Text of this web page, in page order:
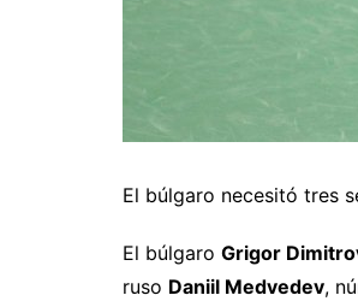
El búlgaro necesitó tres
El búlgaro Grigor
ruso Daniil Medvedev,